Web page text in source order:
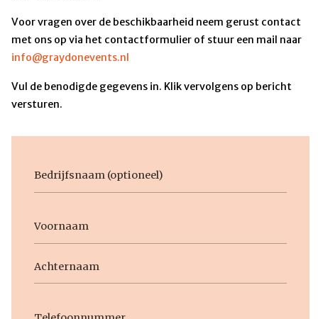
Voor vragen over de beschikbaarheid neem gerust contact
met ons op via het contactformulier of stuur een mail naar
info@graydonevents.nl
Vul de benodigde gegevens in. Klik vervolgens op bericht
versturen.